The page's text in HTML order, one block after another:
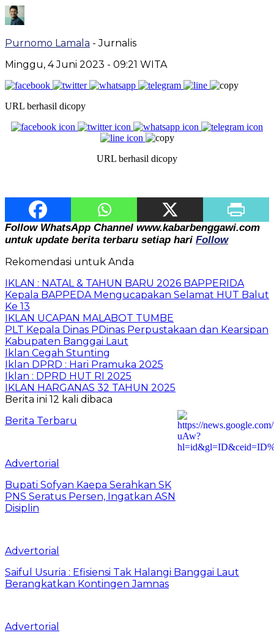
Purnomo Lamala - Jurnalis
Minggu, 4 Juni 2023 - 09:21 WITA
URL berhasil dicopy
URL berhasil dicopy
Follow WhatsApp Channel www.kabarbenggawi.com
untuk update berita terbaru setiap hari Follow
Rekomendasi untuk Anda
IKLAN : NATAL & TAHUN BARU 2026 BAPPERIDA
Kepala BAPPEDA Mengucapakan Selamat HUT Balut
Ke 13
IKLAN UCAPAN MALABOT TUMBE
PLT Kepala Dinas PDinas Perpustakaan dan Kearsipan
Kabupaten Banggai Laut
Iklan Cegah Stunting
Iklan DPRD : Hari Pramuka 2025
Iklan : DPRD HUT RI 2025
IKLAN HARGANAS 32 TAHUN 2025
Berita ini 12 kali dibaca
Berita Terbaru
Advertorial
Bupati Sofyan Kaepa Serahkan SK
PNS Seratus Persen, Ingatkan ASN
Disiplin
Advertorial
Saiful Usuria : Efisiensi Tak Halangi Banggai Laut
Berangkatkan Kontingen Jamnas
Advertorial